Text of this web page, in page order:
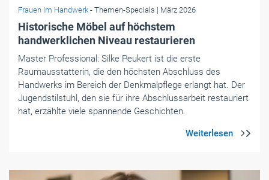
Frauen im Handwerk - Themen-Specials | März 2026
Historische Möbel auf höchstem
handwerklichen Niveau restaurieren
Master Professional: Silke Peukert ist die erste
Raumausstatterin, die den höchsten Abschluss des
Handwerks im Bereich der Denkmalpflege erlangt hat. Der
Jugendstilstuhl, den sie für ihre Abschlussarbeit restauriert
hat, erzählte viele spannende Geschichten.